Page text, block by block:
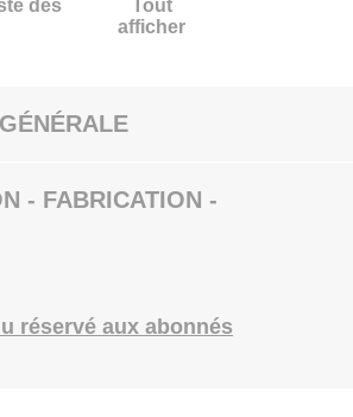
des
Tout
afficher
- FABRICATION -
réservé aux abonnés